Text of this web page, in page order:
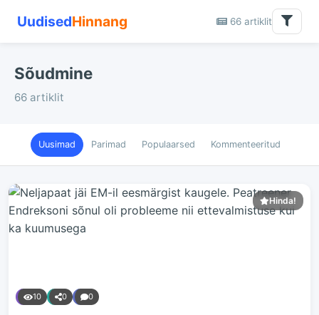
UudisedHinnang 66 artiklit
Sõudmine
66 artiklit
Uusimad Parimad Populaarsed Kommenteeritud
Hinda!
10 0 0